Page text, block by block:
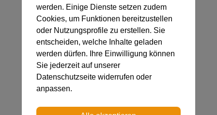
SEILE
werden. Einige Dienste setzen zudem
Cookies, um Funktionen bereitzustellen
oder Nutzungsprofile zu erstellen. Sie
entscheiden, welche Inhalte geladen
werden dürfen. Ihre Einwilligung können
Sie jederzeit auf unserer
Datenschutzseite widerrufen oder
anpassen.